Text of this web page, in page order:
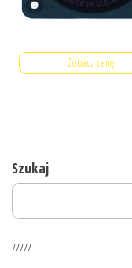
Zobacz cenę
Szukaj
zzzzz